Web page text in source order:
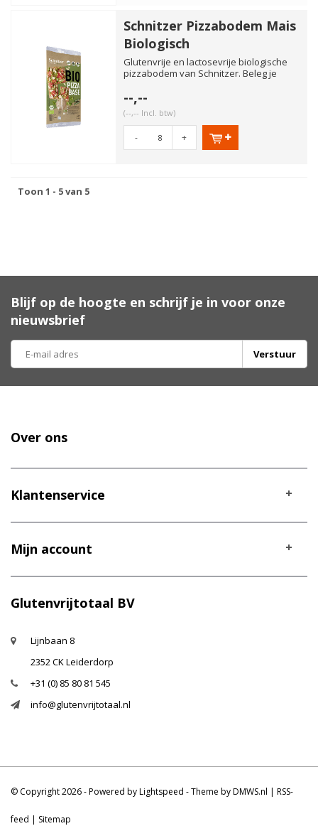
Schnitzer Pizzabodem Mais
Biologisch
Glutenvrije en lactosevrije biologische
pizzabodem van Schnitzer. Beleg je
--,--
(--,-- Incl. btw)
- +
Toon 1 - 5 van 5
Blijf op de hoogte en schrijf je in voor onze
nieuwsbrief
Verstuur
Over ons
Klantenservice
Mijn account
Glutenvrijtotaal BV
Lijnbaan 8
2352 CK Leiderdorp
+31 (0) 85 80 81 545
info@glutenvrijtotaal.nl
© Copyright 2026 - Powered byLightspeed - Theme byDMWS.nl | RSS-
feed | Sitemap